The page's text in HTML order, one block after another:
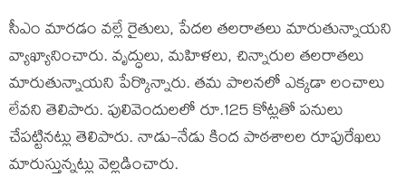
సీఎం మారడం వల్లే రైతులు, పేదల తలరాతలు మారుతున్నాయని
వ్యాఖ్యానించారు. వృద్ధులు, మహిళలు, చిన్నారుల తలరాతలు
మారుతున్నాయని పేర్కొన్నారు. తమ పాలనలో ఎక్కడా లంచాలు
లేవని తెలిపారు. పులివెందులలో రూ.125 కోట్లతో పనులు
చేపట్టినట్లు తెలిపారు. నాడు-నేడు కింద పాఠశాలల రూపురేఖలు
మారుస్తున్నట్లు వెల్లడించారు.